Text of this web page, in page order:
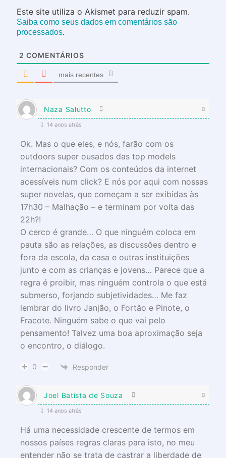
Este site utiliza o Akismet para reduzir spam.
Saiba como seus dados em comentários são
processados.
2 COMENTÁRIOS
mais recentes
Naza Salutto
14 anos atrás
Ok. Mas o que eles, e nós, farão com os
outdoors super ousados das top models
internacionais? Com os conteúdos da internet
acessíveis num click? E nós por aqui com nossas
super novelas, que começam a ser exibidas às
17h30 – Malhação – e terminam por volta das
22h?!
O cerco é grande… O que ninguém coloca em
pauta são as relações, as discussões dentro e
fora da escola, da casa e outras instituições
junto e com as crianças e jovens… Parece que a
regra é proibir, mas ninguém controla o que está
submerso, forjando subjetividades… Me faz
lembrar do livro Janjão, o Fortão e Pinote, o
Fracote. Ninguém sabe o que vai pelo
pensamento! Talvez uma boa aproximação seja
o encontro, o diálogo.
0 Responder
Joel Batista de Souza
14 anos atrás
Há uma necessidade crescente de termos em
nossos países regras claras para isto, no meu
entender não se trata de castrar a liberdade de